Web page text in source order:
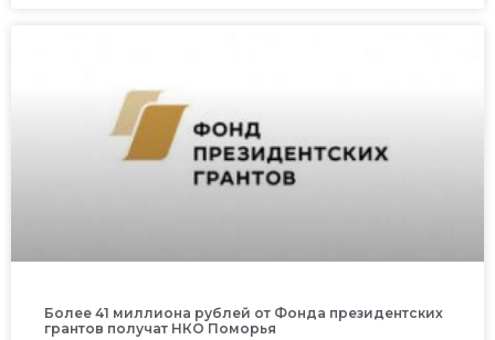
Более 41 миллиона рублей от Фонда президентских
грантов получат НКО Поморья